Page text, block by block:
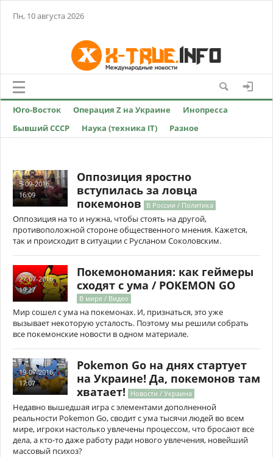
Пн, 10 августа 2026
Юго-Восток Операция Z на Украине
Инопресса
Бывший СССР
Наука (техника IT) Разное
5-09-2016,
16:09
Оппозиция яростно
вступилась за ловца
покемонов
В России / Политика
Оппозиция на то и нужна, чтобы стоять на другой,
противоположной стороне общественного мнения. Кажется,
так и происходит в ситуации с Русланом Соколовским.
27-07-2016,
19:27
Покемономания: как геймеры
сходят с ума / POKEMON GO
В мире / Видео
Мир сошел с ума на покемонах. И, признаться, это уже
вызывает некоторую усталость. Поэтому мы решили собрать
все покемонские новости в одном материале.
19-07-2016,
17:07
Pokemon Go на днях стартует
на Украине! Да, покемонов там
хватает!
Новости / Украина
Недавно вышедшая игра с элементами дополненной
реальности Pokemon Go, сводит с ума тысячи людей во всем
мире, игроки настолько увлечены процессом, что бросают все
дела, а кто-то даже работу ради нового увлечения, новейший
массовый психоз?